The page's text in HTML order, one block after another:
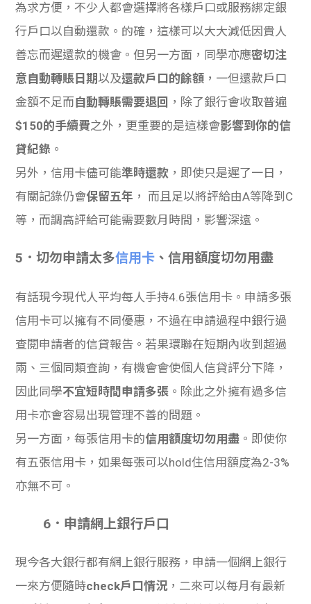
為求方便，不少人都會選擇將各樣戶口或服務綁定銀
行戶口以自動還款。的確，這樣可以大大減低因貴人
善忘而遲還款的機會。但另一方面，同學亦應密切注
意自動轉賬日期 以及還款戶口的餘額 ，一但還款戶口
金額不足而自動轉賬需要退回 ，除了銀行會收取普遍
$150的手續費之外，更重要的是這樣會影響到你的信
貸紀錄 。
另外，信用卡儘可能準時還款 ，即使只是遲了一日，
有關記錄仍會保留五年 ， 而且足以將評給由A等降到C
等，而調高評給可能需要數月時間，影響深遠。
5．切勿申請太多信用卡 、信用額度切勿用盡
有話現今現代人平均每人手持4.6張信用卡。申請多張
信用卡可以擁有不同優惠，不過在申請過程中銀行過
查閱申請者的信貸報告。若果環聯在短期內收到超過
兩、三個同類查詢，有機會會使個人信貸評分下降，
因此同學不宜短時間申請多張 。除此之外擁有過多信
用卡亦會容易出現管理不善的問題。
另一方面，每張信用卡的信用額度切勿用盡 。即使你
有五張信用卡，如果每張可以hold住信用額度為2-3%
亦無不可。
6．申請網上銀行戶口
現今各大銀行都有網上銀行服務，申請一個網上銀行
一來方便隨時check戶口情況，二來可以每月有最新